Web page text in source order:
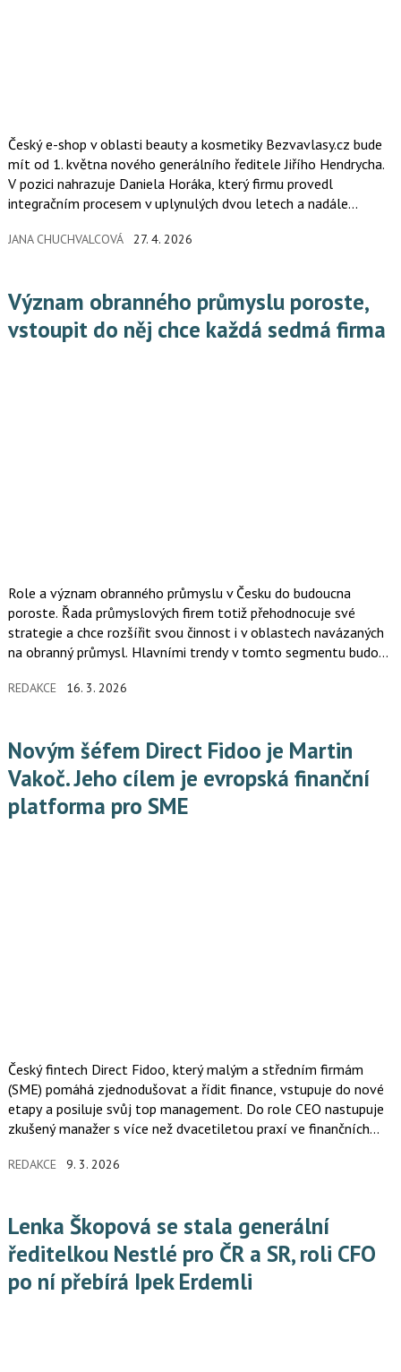
Český e-shop v oblasti beauty a kosmetiky Bezvavlasy.cz bude
mít od 1. května nového generálního ředitele Jiřího Hendrycha.
V pozici nahrazuje Daniela Horáka, který firmu provedl
integračním procesem v uplynulých dvou letech a nadále
JANA CHUCHVALCOVÁ 27. 4. 2026
Význam obranného průmyslu poroste,
vstoupit do něj chce každá sedmá firma
Role a význam obranného průmyslu v Česku do budoucna
poroste. Řada průmyslových firem totiž přehodnocuje své
strategie a chce rozšířit svou činnost i v oblastech navázaných
na obranný průmysl. Hlavními trendy v tomto segmentu budou
dronů a autonomní techniky.
REDAKCE 16. 3. 2026
Novým šéfem Direct Fidoo je Martin
Vakoč. Jeho cílem je evropská finanční
platforma pro SME
Český fintech Direct Fidoo, který malým a středním firmám
(SME) pomáhá zjednodušovat a řídit finance, vstupuje do nové
etapy a posiluje svůj top management. Do role CEO nastupuje
zkušený manažer s více než dvacetiletou praxí ve finančních
Jeho hlavním cílem je proměnit Fidoo v plnohodnotnou finanční
REDAKCE 9. 3. 2026
Lenka Škopová se stala generální
ředitelkou Nestlé pro ČR a SR, roli CFO
po ní přebírá Ipek Erdemli